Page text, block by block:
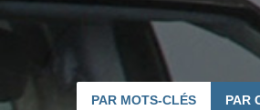
PAR MOTS-CLÉS PAR